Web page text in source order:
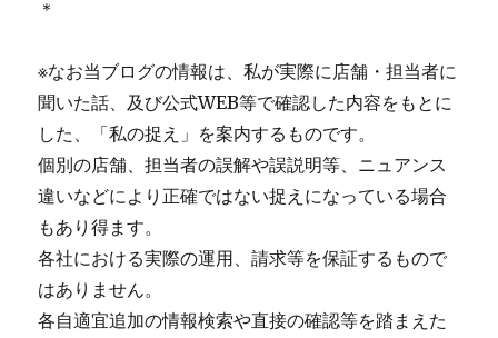
＊
※なお当ブログの情報は、私が実際に店舗・担当者に
聞いた話、及び公式WEB等で確認した内容をもとに
した、「私の捉え」を案内するものです。
個別の店舗、担当者の誤解や誤説明等、ニュアンス
違いなどにより正確ではない捉えになっている場合
もあり得ます。
各社における実際の運用、請求等を保証するもので
はありません。
各自適宜追加の情報検索や直接の確認等を踏まえた